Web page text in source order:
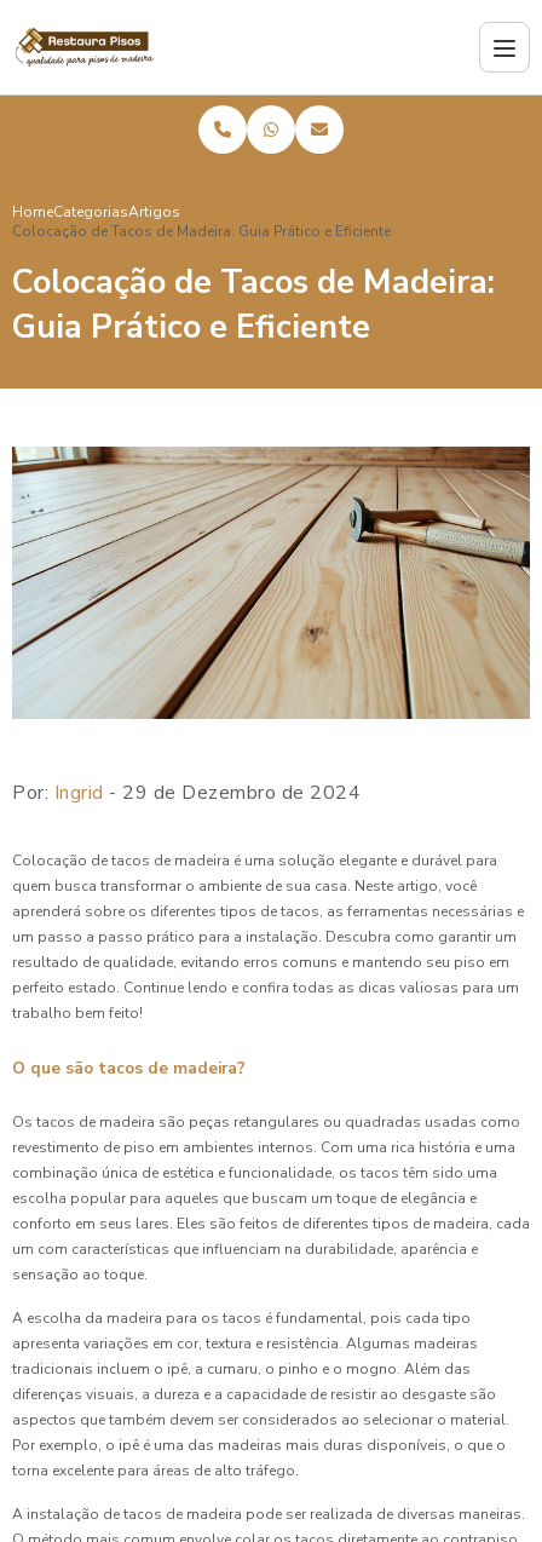
HomeCategoriasArtigos
Colocação de Tacos de Madeira: Guia Prático e Eficiente
Colocação de Tacos de Madeira:
Guia Prático e Eficiente
Por: Ingrid - 29 de Dezembro de 2024
Colocação de tacos de madeira é uma solução elegante e durável para
quem busca transformar o ambiente de sua casa. Neste artigo, você
aprenderá sobre os diferentes tipos de tacos, as ferramentas necessárias e
um passo a passo prático para a instalação. Descubra como garantir um
resultado de qualidade, evitando erros comuns e mantendo seu piso em
perfeito estado. Continue lendo e confira todas as dicas valiosas para um
trabalho bem feito!
O que são tacos de madeira?
Os tacos de madeira são peças retangulares ou quadradas usadas como
revestimento de piso em ambientes internos. Com uma rica história e uma
combinação única de estética e funcionalidade, os tacos têm sido uma
escolha popular para aqueles que buscam um toque de elegância e
conforto em seus lares. Eles são feitos de diferentes tipos de madeira, cada
um com características que influenciam na durabilidade, aparência e
sensação ao toque.
A escolha da madeira para os tacos é fundamental, pois cada tipo
apresenta variações em cor, textura e resistência. Algumas madeiras
tradicionais incluem o ipê, a cumaru, o pinho e o mogno. Além das
diferenças visuais, a dureza e a capacidade de resistir ao desgaste são
aspectos que também devem ser considerados ao selecionar o material.
Por exemplo, o ipê é uma das madeiras mais duras disponíveis, o que o
torna excelente para áreas de alto tráfego.
A instalação de tacos de madeira pode ser realizada de diversas maneiras.